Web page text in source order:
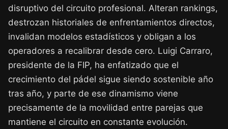
disruptivo del circuito profesional. Alteran rankings,
destrozan historiales de enfrentamientos directos,
invalidan modelos estadísticos y obligan a los
operadores a recalibrar desde cero. Luigi Carraro,
presidente de la FIP, ha enfatizado que el
crecimiento del pádel sigue siendo sostenible año
tras año, y parte de ese dinamismo viene
precisamente de la movilidad entre parejas que
mantiene el circuito en constante evolución.